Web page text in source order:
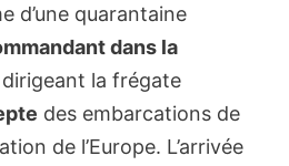
d’une quarantaine
dans la
dirigeant la frégate
des embarcations de
de l’Europe. L’arrivée